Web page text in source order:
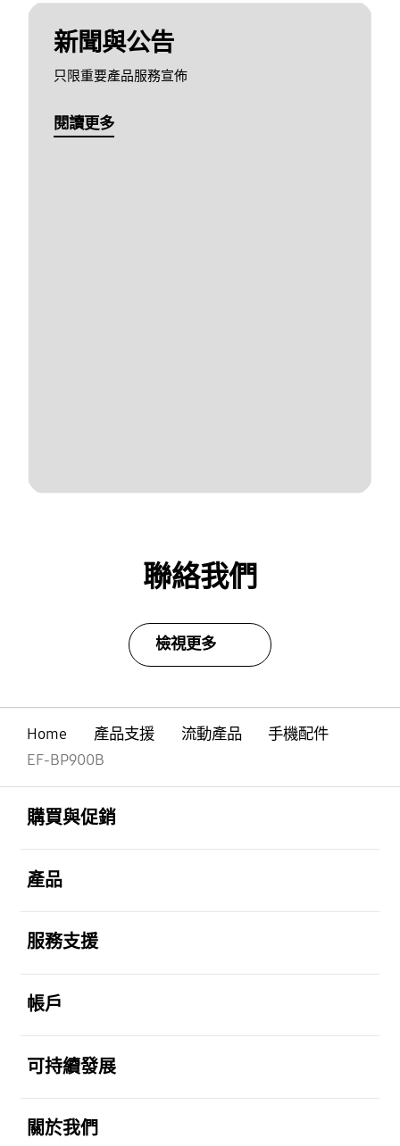
新聞與公告
只限重要產品服務宣佈
閱讀更多
聯絡我們
檢視更多
Home 產品支援 流動產品
手機配件
EF-BP900B
購買與促銷
產品
服務支援
帳戶
可持續發展
關於我們